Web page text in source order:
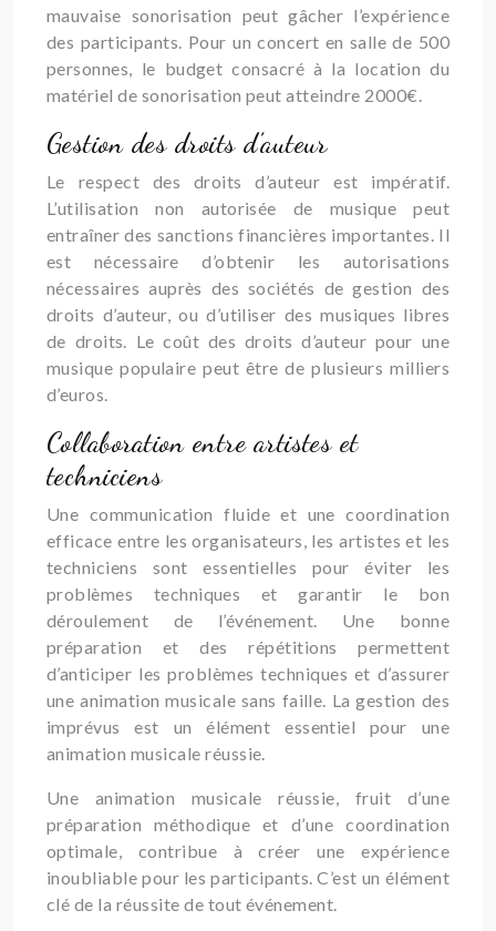
mauvaise sonorisation peut gâcher l’expérience
des participants. Pour un concert en salle de 500
personnes, le budget consacré à la location du
matériel de sonorisation peut atteindre 2000€.
Gestion des droits d’auteur
Le respect des droits d’auteur est impératif.
L’utilisation non autorisée de musique peut
entraîner des sanctions financières importantes. Il
est nécessaire d’obtenir les autorisations
nécessaires auprès des sociétés de gestion des
droits d’auteur, ou d’utiliser des musiques libres
de droits. Le coût des droits d’auteur pour une
musique populaire peut être de plusieurs milliers
d’euros.
Collaboration entre artistes et
techniciens
Une communication fluide et une coordination
efficace entre les organisateurs, les artistes et les
techniciens sont essentielles pour éviter les
problèmes techniques et garantir le bon
déroulement de l’événement. Une bonne
préparation et des répétitions permettent
d’anticiper les problèmes techniques et d’assurer
une animation musicale sans faille. La gestion des
imprévus est un élément essentiel pour une
animation musicale réussie.
Une animation musicale réussie, fruit d’une
préparation méthodique et d’une coordination
optimale, contribue à créer une expérience
inoubliable pour les participants. C’est un élément
clé de la réussite de tout événement.